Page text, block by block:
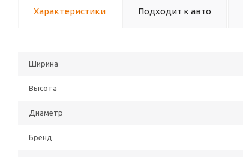
Характеристики Подходит к авто
Ширина
Высота
Диаметр
Бренд